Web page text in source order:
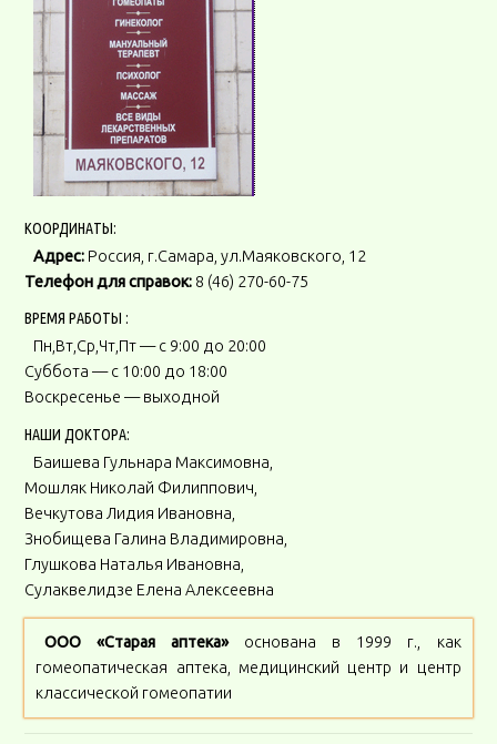
КООРДИНАТЫ:
Адрес:Россия, г.Самара, ул.Маяковского, 12
Телефон для справок: 8 (46) 270-60-75
ВРЕМЯ РАБОТЫ :
Пн,Вт,Ср,Чт,Пт — с 9:00 до 20:00
Суббота — с 10:00 до 18:00
Воскресенье — выходной
НАШИ ДОКТОРА:
Баишева Гульнара Максимовна,
Мошляк Николай Филиппович,
Вечкутова Лидия Ивановна,
Знобищева Галина Владимировна,
Глушкова Наталья Ивановна,
Сулаквелидзе Елена Алексеевна
ООО «Старая аптека»основана в 1999 г., как
гомеопатическая аптека, медицинский центр и центр
классической гомеопатии